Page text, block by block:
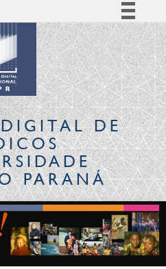
Simplifique!
Comunica BR
Participe
Acesso à informação
Legislação
CanaisDE
PARANÁ